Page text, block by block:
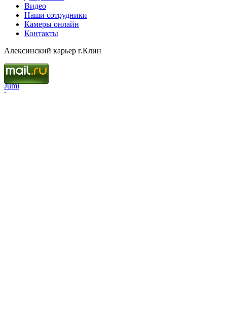
Видео
Наши сотрудники
Камеры онлайн
Контакты
Алексинский карьер г.Клин
Jumi
.